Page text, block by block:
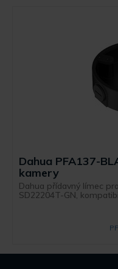
Dahua PFA137-
kamery
Dahua přídavný límec
SD22204T-GN,